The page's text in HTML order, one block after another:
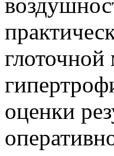
оценки